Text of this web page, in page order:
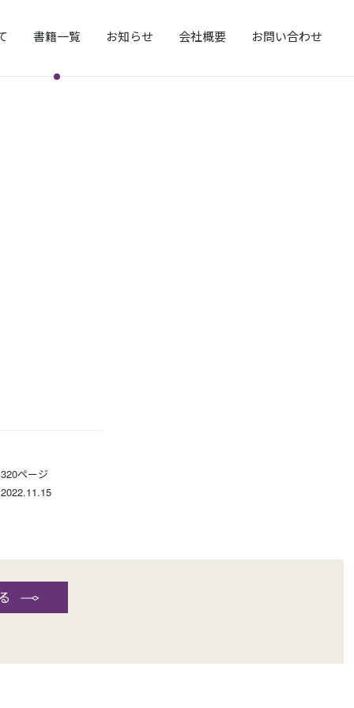
書籍一覧 お知らせ 会社概要 お問い合わせ
320ページ
2022.11.15